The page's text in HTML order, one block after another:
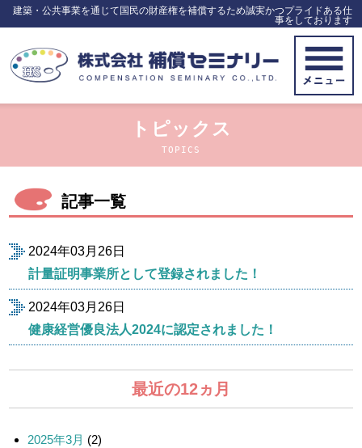
建築・公共事業を通じて国民の財産権を補償するため誠実かつプライドある仕
事をしております
トピックス
TOPICS
記事一覧
2024年03月26日
計量証明事業所として登録されました！
2024年03月26日
健康経営優良法人2024に認定されました！
最近の12ヵ月
2025年3月 (2)